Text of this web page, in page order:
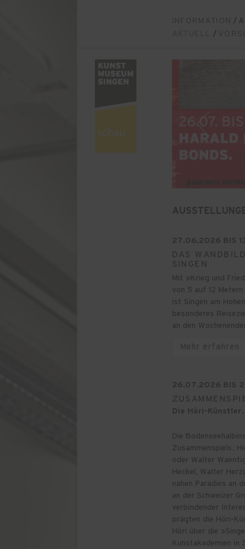
INFORMATION /
/
DAS
SINGEN
Mit »Krieg und
von 5 auf 12
ist Singen am
besonderes
an den
Die Höri-Künstler.
Die
Zusammenspiels.
oder Walter
Heckel, Walter
nahen Paradies an
an der Schweizer
verbindender
prägten die Höri-
Höri über die
Kunstakademien in